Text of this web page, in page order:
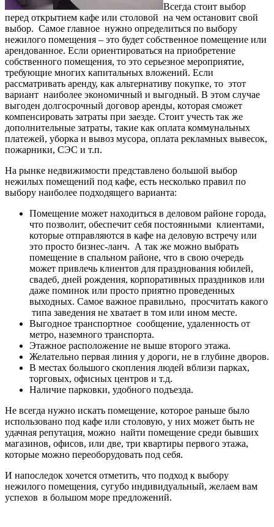
Всегда стоит выбор
перед открытием кафе или столовой на чем остановит свой
выбор. Самое главное нужно определиться по выбору
нежилого помещения – это будет собственное помещение или
арендованное. Если ориентироваться на приобретение
собственного помещения, то это серьезное мероприятие,
требующие многих капитальных вложений. Если
рассматривать аренду, как альтернативу покупке, то этот
вариант наиболее экономичный и выгодный. В этом случае
выгоден долгосрочный договор аренды, которая сможет
компенсировать затраты при заезде. Стоит учесть так же
дополнительные затраты, такие как оплата коммунальных
платежей, уборка и вывоз мусора, оплата рекламных вывесок,
пожарники, СЭС и т.п.
На рынке недвижимости представлено большой выбор
нежилых помещений под кафе, есть несколько правил по
выбору наиболее подходящего варианта:
Помещение может находиться в деловом районе города,
что позволит, обеспечит себя постоянными клиентами,
которые отправляются в кафе на деловую встречу или
это просто бизнес-ланч. А так же можно выбрать
помещение в спальном районе, что в свою очередь
может привлечь клиентов для празднования юбилей,
свадеб, дней рождения, корпоративных праздников или
даже поминок или просто приятно проведенных
выходных. Самое важное правильно, просчитать какого
типа заведения не хватает в том или ином месте.
Выгодное транспортное сообщение, удаленность от
метро, наземного транспорта.
Этажное расположение не выше второго этажа.
Желательно первая линия у дороги, не в глубине дворов.
В местах большого скопления людей вблизи парках,
торговых, офисных центров и т.д.
Наличие парковки, удобного подъезда.
Не всегда нужно искать помещение, которое раньше было
использовано под кафе или столовую, у них может быть не
удачная репутация, можно найти помещение среди бывших
магазинов, офисов, или две, три квартиры первого этажа,
которые можно переоборудовать под себя.
И напоследок хочется отметить, что подход к выбору
нежилого помещения, сугубо индивидуальный, желаем вам
успехов в большом море предложений.